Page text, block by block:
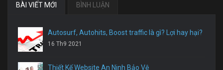
BÀI VIẾT MỚI BÌNH LUẬN
Autosurf, Autohits, Boost traffic là gì? Lợi hay hại?
16 Th9 2021
Thiết Kế Website An Ninh Bảo Vệ